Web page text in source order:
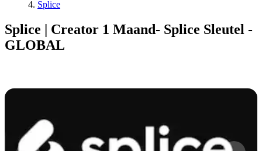
Splice
Splice | Creator 1 Maand- Splice Sleutel -
GLOBAL